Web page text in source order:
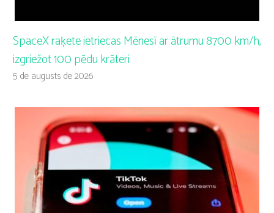
SpaceX raķete ietriecas Mēnesī ar ātrumu 8700 km/h,
izgriežot 100 pēdu krāteri
5 de augusts de 2026